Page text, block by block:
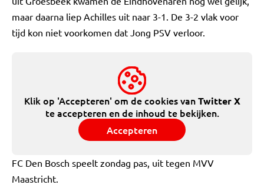
maar daarna liep Achilles uit naar 3-1. De 3-2 vlak voor
tijd kon niet voorkomen dat Jong PSV verloor.
Klik op 'Accepteren' om de cookies vanTwitter X
te accepteren en de inhoud te bekijken.
Accepteren
FC Den Bosch speelt zondag pas, uit tegen MVV
Maastricht.